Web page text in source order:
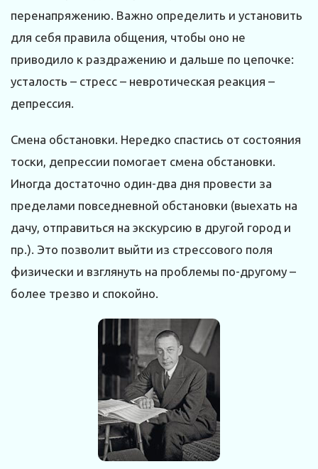
перенапряжению. Важно определить и установить
для себя правила общения, чтобы оно не
приводило к раздражению и дальше по цепочке:
усталость – стресс – невротическая реакция –
депрессия.
Смена обстановки. Нередко спастись от состояния
тоски, депрессии помогает смена обстановки.
Иногда достаточно один-два дня провести за
пределами повседневной обстановки (выехать на
дачу, отправиться на экскурсию в другой город и
пр.). Это позволит выйти из стрессового поля
физически и взглянуть на проблемы по-другому –
более трезво и спокойно.